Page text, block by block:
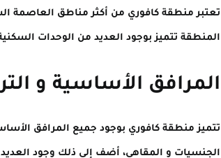
تعتبر منطقة كافوري من أكثر مناطق العاصمة
المنطقة تتميز بوجود العديد من الوحدات
المرافق الأساسية و
تتميز منطقة كافوري بوجود جميع المرافق
الجنسيات و المقاهي، أضف إلى ذلك وجود